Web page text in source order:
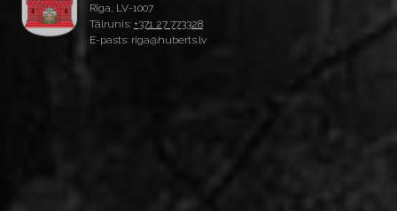
Rīga, LV-1007
Tālrunis: +371 27 773328
E-pasts: riga@huberts.lv